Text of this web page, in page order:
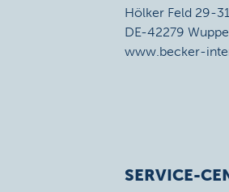
Hölker Feld 29-31
DE-42279
www.becker-
SERVICE-